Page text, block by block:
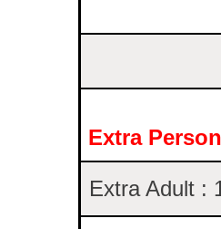
Extra
Extra Adult :